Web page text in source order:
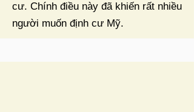
cư. Chính điều này đã khiến rất nhiều
người muốn định cư Mỹ.